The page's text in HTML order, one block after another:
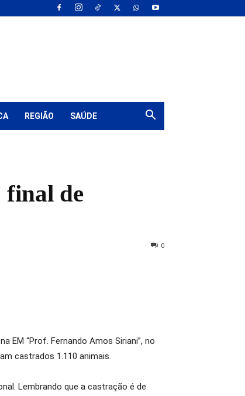
REGIÃO SAÚDE
final de
0
EM “Prof. Fernando Amos Siriani”, no
castrados 1.110 animais.
Lembrando que a castração é de